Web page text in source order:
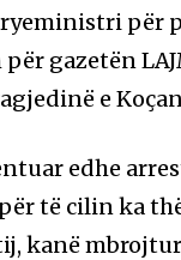
për
gazetën
e
edhe
të cilin ka
kanë